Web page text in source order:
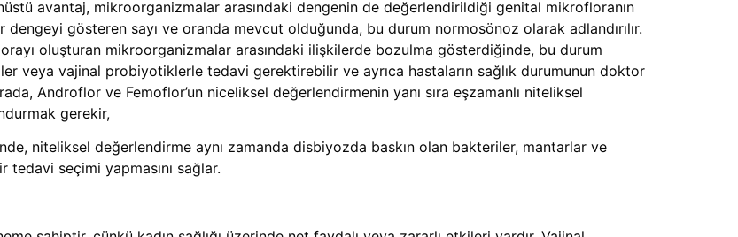
avantaj, mikroorganizmalar arasındaki dengenin de değerlendirildiği genital mikrofloranın
gösteren sayı ve oranda mevcut olduğunda, bu durum normosönoz olarak adlandırılır.
oluşturan mikroorganizmalar arasındaki ilişkilerde bozulma gösterdiğinde, bu durum
veya vajinal probiyotiklerle tedavi gerektirebilir ve ayrıca hastaların sağlık durumunun doktor
Androflor ve Femoflor’un niceliksel değerlendirmenin yanı sıra eşzamanlı niteliksel
gerekir,
niteliksel değerlendirme aynı zamanda disbiyozda baskın olan bakteriler, mantarlar ve
seçimi yapmasını sağlar.